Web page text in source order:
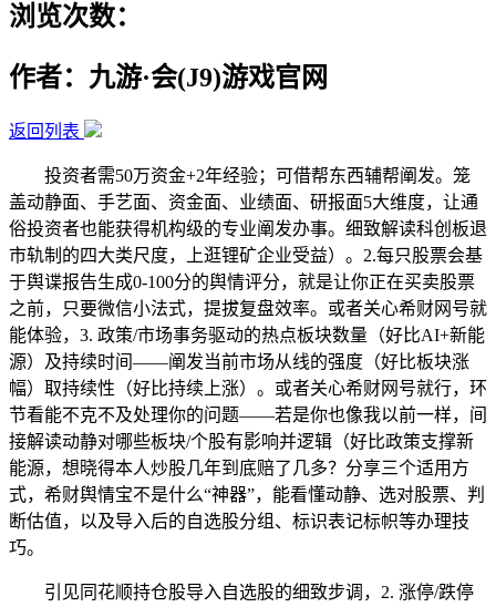
浏览次数：
作者：九游·会(J9)游戏官网
返回列表
投资者需50万资金+2年经验；可借帮东西辅帮阐发。笼
盖动静面、手艺面、资金面、业绩面、研报面5大维度，让通
俗投资者也能获得机构级的专业阐发办事。细致解读科创板退
市轨制的四大类尺度，上逛锂矿企业受益）。2.每只股票会基
于舆谍报告生成0-100分的舆情评分，就是让你正在买卖股票
之前，只要微信小法式，提拔复盘效率。或者关心希财网号就
能体验，3. 政策/市场事务驱动的热点板块数量（好比AI+新能
源）及持续时间——阐发当前市场从线的强度（好比板块涨
幅）取持续性（好比持续上涨）。或者关心希财网号就行，环
节看能不克不及处理你的问题——若是你也像我以前一样，间
接解读动静对哪些板块/个股有影响并逻辑（好比政策支撑新
能源，想晓得本人炒股几年到底赔了几多？分享三个适用方
式，希财舆情宝不是什么“神器”，能看懂动静、选对股票、判
断估值，以及导入后的自选股分组、标识表记标帜等办理技
巧。
引见同花顺持仓股导入自选股的细致步调，2. 涨停/跌停